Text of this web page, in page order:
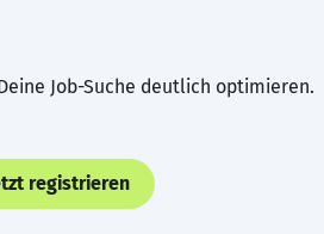
Job-Suche deutlich optimieren.
registrieren